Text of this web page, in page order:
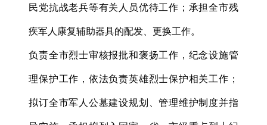
民党抗战老兵等有关人员优待工作；承担全市残
疾军人康复辅助器具的配发、更换工作。
负责全市烈士审核报批和褒扬工作，纪念设施管
理保护工作，依法负责英雄烈士保护相关工作；
拟订全市军人公墓建设规划、管理维护制度并指